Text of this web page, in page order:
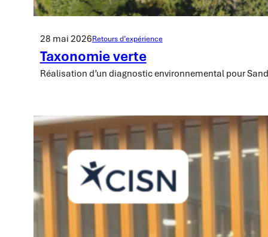
28 mai 2026Retours d’expérience
Taxonomie verte
Réalisation d’un diagnostic environnemental pour